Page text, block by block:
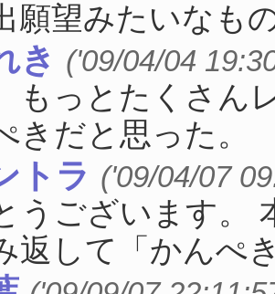
願望みたいなも
き ('09/04/04
もっとたくさん
きだと思った。
トラ ('09/04/07
うございます。
返して「かんぺ